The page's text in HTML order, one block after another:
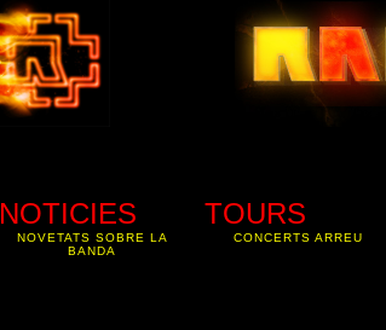
NOTICIES
NOVETATS SOBRE LA
BANDA
TOURS
CONCERTS ARREU